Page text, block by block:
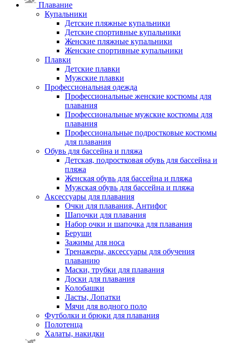
Плавание
Купальники
Детские пляжные купальники
Детские спортивные купальники
Женские пляжные купальники
Женские спортивные купальники
Плавки
Детские плавки
Мужские плавки
Профессиональная одежда
Профессиональные женские костюмы для
плавания
Профессиональные мужские костюмы для
плавания
Профессиональные подростковые костюмы
для плавания
Обувь для бассейна и пляжа
Детская, подростковая обувь для бассейна и
пляжа
Женская обувь для бассейна и пляжа
Мужская обувь для бассейна и пляжа
Аксессуары для плавания
Очки для плавания, Антифог
Шапочки для плавания
Набор очки и шапочка для плавания
Беруши
Зажимы для носа
Тренажеры, аксессуары для обучения
плаванию
Маски, трубки для плавания
Доски для плавания
Колобашки
Ласты, Лопатки
Мячи для водного поло
Футболки и брюки для плавания
Полотенца
Халаты, накидки